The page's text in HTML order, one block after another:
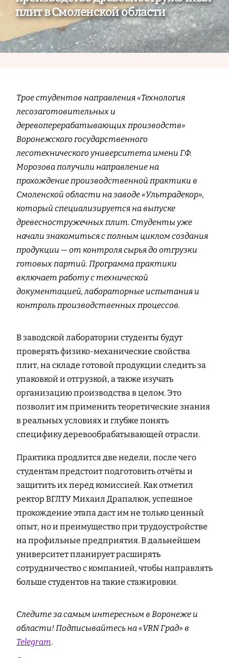
плит в Смоленской области
Трое студентов направления «Технология
лесозаготовительных и
деревоперерабатывающих производств»
Воронежского государственного
лесотехнического университета имени Г.Ф.
Морозова получили направление на
прохождение производственной практики в
Смоленской области на заводе «Ультрадекор»,
который специализируется на выпуске
древесностружечных плит. Студенты уже
начали знакомиться с полным циклом создания
продукции — от контроля сырья до отгрузки
готовых партий. Программа практики
включает работу с технической
документацией, лабораторные испытания и
контроль производственных процессов.
В заводской лаборатории студенты будут
проверять физико-механические свойства
плит, на складе готовой продукции следить за
упаковкой и отгрузкой, а также изучать
организацию производства в целом. Это
позволит им применить теоретические знания
в реальных условиях и глубже понять
специфику деревообрабатывающей отрасли.
Практика продлится две недели, после чего
студентам предстоит подготовить отчёты и
защитить их перед комиссией. Как отметил
ректор ВГЛТУ Михаил Драпалюк, успешное
прохождение этапа даст им не только ценный
опыт, но и преимущество при трудоустройстве
на профильные предприятия. В дальнейшем
университет планирует расширять
сотрудничество с компанией, чтобы направлять
больше студентов на такие стажировки.
Следите за самым интересным в Воронеже и
области! Подписывайтесь на «VRN Град» в
Telegram.